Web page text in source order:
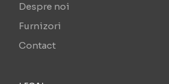
Despre noi
Furnizori
Contact